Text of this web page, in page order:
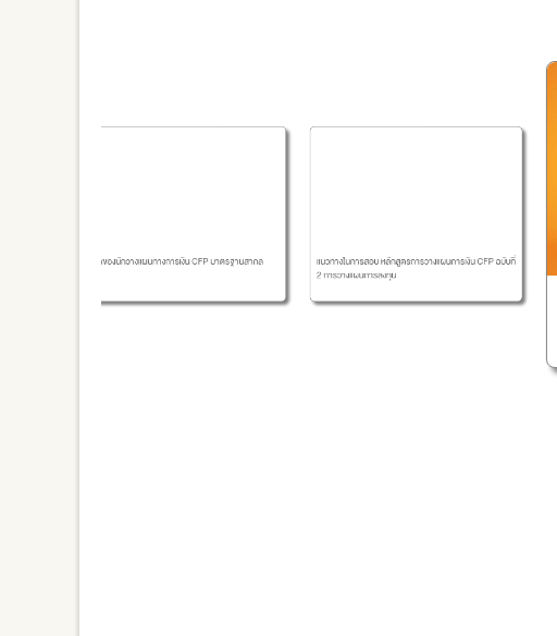
คุณค่าของนักวางแผนทางการเงิน CFP มาตรฐานสากล แนวทางในการสอบ หลักสูตรการวางแผนการเงิน CFP ฉบับที่
2 การวางแผนการลงทุน